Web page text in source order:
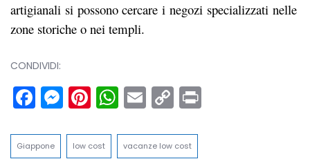
artigianali si possono cercare i negozi specializzati nelle
zone storiche o nei templi.
CONDIVIDI:
Facebook
Messenger
Pinterest
WhatsApp
Email
Copy
Link
Giappone low cost vacanze low cost